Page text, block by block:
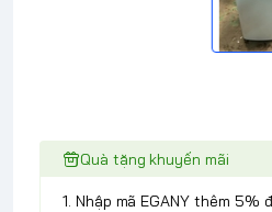
Quà tặng khuyến mãi
1. Nhập mã EGANY thêm 5%